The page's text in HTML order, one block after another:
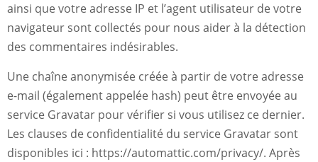
ainsi que votre adresse IP et l’agent utilisateur de votre
navigateur sont collectés pour nous aider à la détection
des commentaires indésirables.
Une chaîne anonymisée créée à partir de votre adresse
e-mail (également appelée hash) peut être envoyée au
service Gravatar pour vérifier si vous utilisez ce dernier.
Les clauses de confidentialité du service Gravatar sont
disponibles ici : https://automattic.com/privacy/. Après